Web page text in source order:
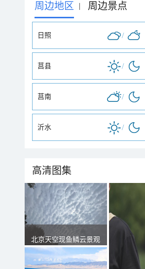
周边地区 | 周边景点
日照 /
莒县 /
莒南 /
沂水 /
高清图集
北京天空现鱼鳞云景观